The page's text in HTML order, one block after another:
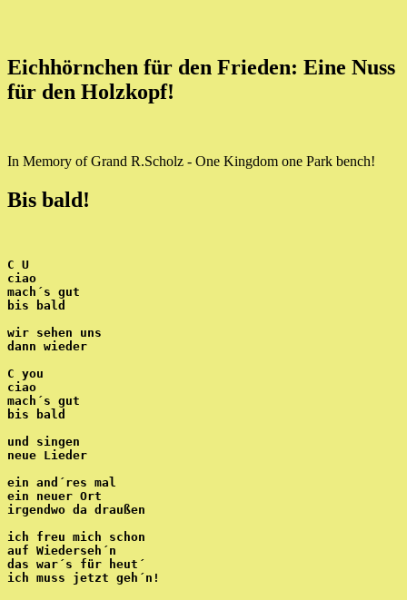
Eichhörnchen für den Frieden: Eine Nuss
für den Holzkopf!
In Memory of Grand R.Scholz - One Kingdom one Park bench!
Bis bald!
C U
ciao
mach´s gut
bis bald
wir sehen uns
dann wieder
C you
ciao
mach´s gut
bis bald
und singen
neue Lieder
ein and´res mal
ein neuer Ort
irgendwo da draußen
ich freu mich schon
auf Wiederseh´n
das war´s für heut´
ich muss jetzt geh´n!